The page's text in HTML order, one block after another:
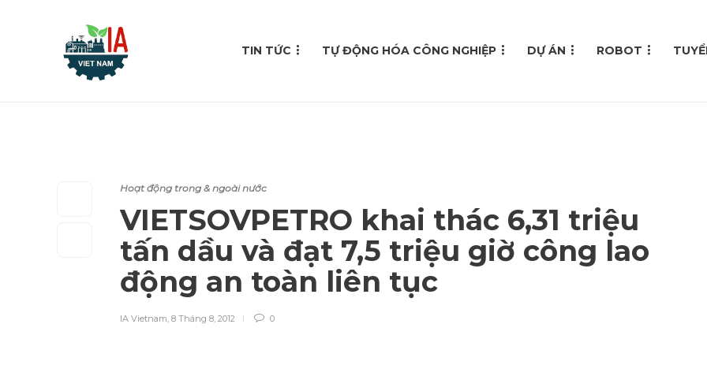
TIN TỨC TỰ ĐỘNG HÓA CÔNG NGHIỆP DỰ ÁN ROBOT
Hoạt động trong & ngoài nước
VIETSOVPETRO khai thác 6,31 triệu
tấn dầu và đạt 7,5 triệu giờ công lao
động an toàn liên tục
IA Vietnam, 8 Tháng 8, 2012 0